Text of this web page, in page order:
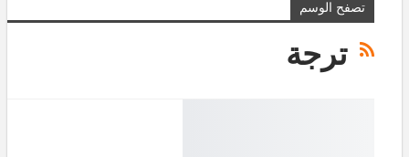
تصفح الوسم
ترجة